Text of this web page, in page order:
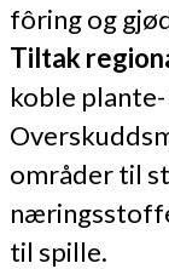
fôring og
Tiltak
koble
områder til
til spille.